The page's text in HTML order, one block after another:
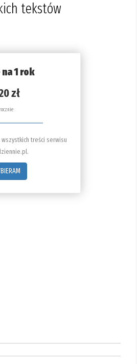
tekstów
na 1 rok
zł
rocznie
treści serwisu